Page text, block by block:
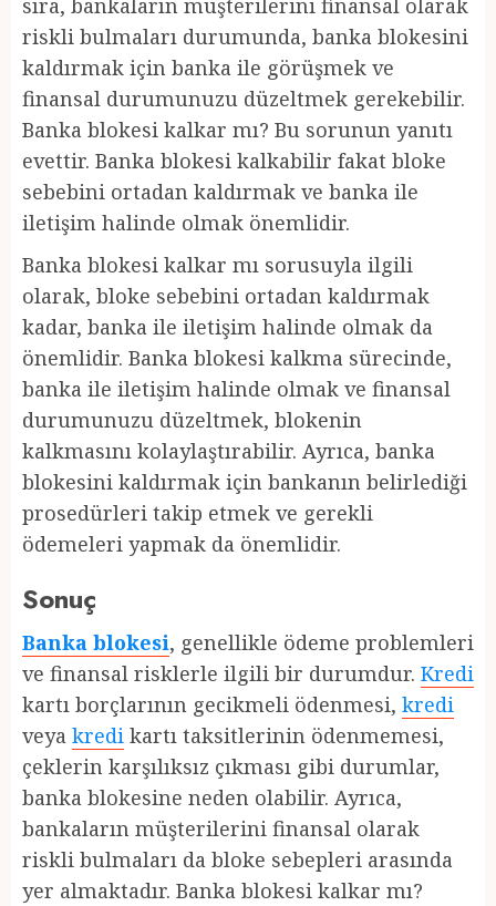
sıra, bankaların müşterilerini finansal olarak
riskli bulmaları durumunda, banka blokesini
kaldırmak için banka ile görüşmek ve
finansal durumunuzu düzeltmek gerekebilir.
Banka blokesi kalkar mı? Bu sorunun yanıtı
evettir. Banka blokesi kalkabilir fakat bloke
sebebini ortadan kaldırmak ve banka ile
iletişim halinde olmak önemlidir.
Banka blokesi kalkar mı sorusuyla ilgili
olarak, bloke sebebini ortadan kaldırmak
kadar, banka ile iletişim halinde olmak da
önemlidir. Banka blokesi kalkma sürecinde,
banka ile iletişim halinde olmak ve finansal
durumunuzu düzeltmek, blokenin
kalkmasını kolaylaştırabilir. Ayrıca, banka
blokesini kaldırmak için bankanın belirlediği
prosedürleri takip etmek ve gerekli
ödemeleri yapmak da önemlidir.
Sonuç
Banka blokesi, genellikle ödeme problemleri
ve finansal risklerle ilgili bir durumdur. Kredi
kartı borçlarının gecikmeli ödenmesi, kredi
veya kredi kartı taksitlerinin ödenmemesi,
çeklerin karşılıksız çıkması gibi durumlar,
banka blokesine neden olabilir. Ayrıca,
bankaların müşterilerini finansal olarak
riskli bulmaları da bloke sebepleri arasında
yer almaktadır. Banka blokesi kalkar mı?